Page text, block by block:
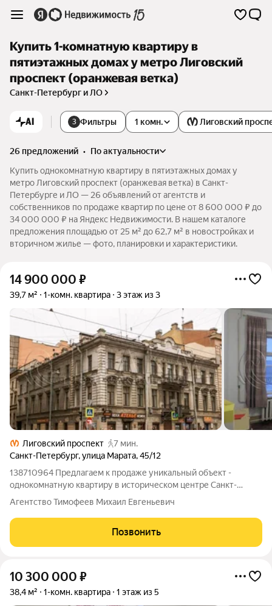
Купить 1-комнатную квартиру в
пятиэтажных домах у метро Лиговский
проспект (оранжевая ветка)
Санкт-Петербург и ЛО
AI 3 Фильтры 1 комн. Лиговский
26 предложений •
по актуальности
Купить однокомнатную квартиру в пятиэтажных домах у
метро Лиговский проспект (оранжевая ветка) в Санкт-
Петербурге и ЛО — 26 объявлений от агентств и
собственников по продаже квартир по цене от 8 600 000 ₽ до
34 000 000 ₽ на Яндекс Недвижимости. В нашем каталоге
предложения площадью от 25 м² до 62,7 м² в новостройках и
вторичном жилье — фото, планировки и характеристики.
14 900 000 ₽
39,7 м² 1-комн. квартира 3 этаж из 3
Лиговский проспект
7 мин.
Санкт-Петербург,улица Марата,45/12
138710964 Предлагаем к продаже уникальный объект -
однокомнатную квартиру в историческом центре Санкт-
Петербурга в кирпичном доме, сочетающую надежность и
высокие звукоизоляционные свойства дореволюционной
застройки с современными потребительскими
Агентство Тимофеев Михаил Евгеньевич
Позвонить
10 300 000 ₽
38,4 м² 1-комн. квартира 1 этаж из 5